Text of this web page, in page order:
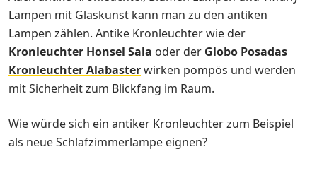
Lampen mit Glaskunst kann man zu den antiken
Lampen zählen. Antike Kronleuchter wie der
Kronleuchter Honsel Sala oder der Globo Posadas
Kronleuchter Alabasterwirken pompös und werden
mit Sicherheit zum Blickfang im Raum.
Wie würde sich ein antiker Kronleuchter zum Beispiel
als neue Schlafzimmerlampe eignen?